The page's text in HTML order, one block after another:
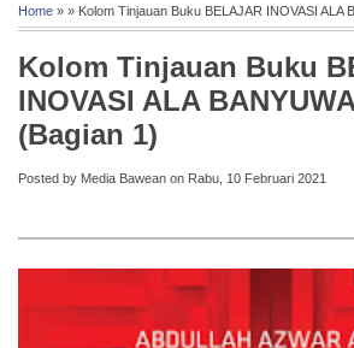
Home » » Kolom Tinjauan Buku BELAJAR INOVASI ALA
Kolom Tinjauan Buku
INOVASI ALA
(Bagian 1)
Posted by Media Bawean on Rabu, 10 Februari 2021